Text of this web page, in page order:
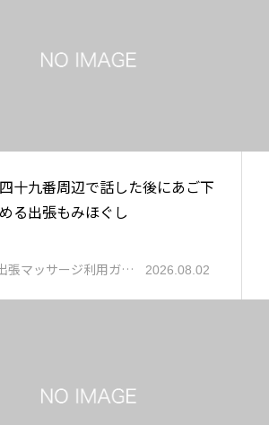
十九番周辺で話した後にあご下
る出張もみほぐし
張マッサージ利用ガ… 2026.08.02